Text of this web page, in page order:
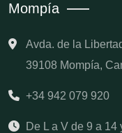
Mompía
Avda. de la
39108 Mompía,
+34 942 079 920
De L a V de 9 a